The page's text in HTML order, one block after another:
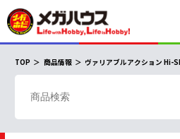
TOP 商品情報 ヴァリアブルアクション Hi-